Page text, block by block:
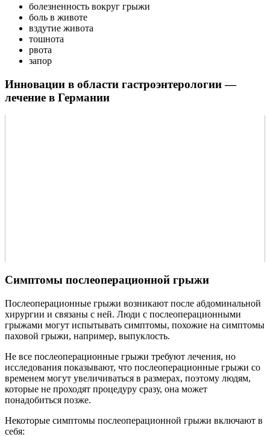
болезненность вокруг грыжи
боль в животе
вздутие живота
тошнота
рвота
запор
Инновации в области гастроэнтерологии —
лечение в Германии
Симптомы послеоперационной грыжи
Послеоперационные грыжи возникают после абдоминальной
хирургии и связаны с ней. Люди с послеоперационными
грыжами могут испытывать симптомы, похожие на симптомы
паховой грыжи, например, выпуклость.
Не все послеоперационные грыжи требуют лечения, но
исследования показывают, что послеоперационные грыжи со
временем могут увеличиваться в размерах, поэтому людям,
которые не проходят процедуру сразу, она может
понадобиться позже.
Некоторые симптомы послеоперационной грыжи включают в
себя: